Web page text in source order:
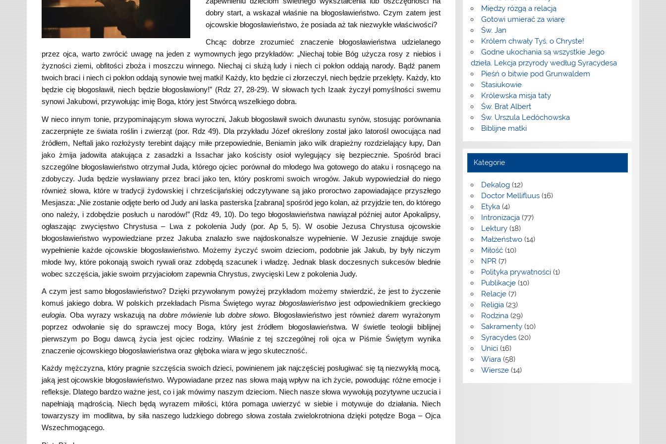
dobry start, a wskazał właśnie na błogosławieństwo. Czym zatem jest
ojcowskie błogosławieństwo, że posiada aż tak niezwykłe właściwości?
Chcąc dobrze zrozumieć znaczenie błogosławieństwa udzielanego
przez ojca, warto zwrócić uwagę na jeden z wymownych jego przykładów: „Niechaj tobie Bóg użycza rosy z niebios i
żyzności ziemi, obfitości zboża i moszczu winnego. Niechaj ci służą ludy i niech ci pokłon oddają narody. Bądź panem
twoich braci i niech ci pokłon oddają synowie twej matki! Każdy, kto będzie ci złorzeczył, niech będzie przeklęty. Każdy, kto
będzie cię błogosławił, niech będzie błogosławiony!” (Rdz 27, 28-29). W słowach tych Izaak życzył pomyślności swemu
synowi Jakubowi, przywołując imię Boga, który jest Stwórcą wszelkiego dobra.
W nieco innym tonie, przypominającym słowa wyroczni, Jakub błogosławił swoich dwunastu synów, stosując porównania
zaczerpnięte ze świata roślin i zwierząt (por. Rdz 49). Dla przykładu Józef określony został jako latorośl owocująca nad
źródłem, Neftali jako rozłożysty terebint dający miłe przepowiednie, Beniamin jako wilk drapieżny rozdzielający łupy, Dan
jako żmija jadowita atakująca z zasadzki a Issachar jako kościsty osioł wylegujący się bezpiecznie. Spośród braci
szczególne błogosławieństwo otrzymał Juda, którego ojciec porównał do młodego lwa gotowego do ataku i rosnącego na
zdobyczy. Juda będzie wysławiany przez braci jako ten, który poskromi swoich wrogów. Jakub wypowiedział do niego
również słowa, które w tradycji żydowskiej i chrześcijańskiej odczytywane są jako proroctwo zapowiadające przyszłego
Mesjasza: „Nie zostanie odjęte berło od Judy ani laska pasterska [zabrana] spośród jego kolan, aż przyjdzie ten, do którego
ono należy, i zdobędzie posłuch u narodów!” (Rdz 49, 10). Do tego błogosławieństwa nawiązał później autor Apokalipsy,
ogłaszając zwycięstwo Chrystusa – Lwa z pokolenia Judy (por. Ap 5, 5). W osobie Jezusa Chrystusa ojcowskie
błogosławieństwo wypowiedziane przez Jakuba znalazło swe najdoskonalsze wypełnienie. W Jezusie znajduje swoje
wypełnienie każde ojcowskie błogosławieństwo. Możemy życzyć swoim dzieciom, podobnie jak Jakub, by były niczym
młode lwy, które pokonają swoich rywali oraz zdobędą szacunek i władzę. Jednak blask doczesnych sukcesów blednie
wobec szczęścia, jakie swoim przyjaciołom zapewnia Chrystus, zwycięski Lew z pokolenia Judy.
A czym jest samo błogosławieństwo? Dzięki przywołanym powyżej przykładom możemy stwierdzić, że jest to życzenie
komuś jakiego dobra. W polskich przekładach Pisma Świętego wyraz błogosławieństwojest odpowiednikiem greckiego
eulogia. Oba wyrazy wskazują na dobre mówienie lub dobre słowo. Błogosławieństwo jest równieżdarem wyrażonym
poprzez odwołanie się do sprawczej mocy Boga, który jest źródłem błogosławieństwa. W świetle teologii biblijnej
pierwszym po Bogu dawcą życia jest ojciec rodziny. Właśnie z tej szczególnej roli ojca w Piśmie Świętym wynika
znaczenie ojcowskiego błogosławieństwa oraz głęboka wiara w jego skuteczność.
Każdy mężczyzna, który pragnie szczęścia swoich dzieci, powinienem jak najczęściej posługiwać się tą niezwykłą mocą,
jaką jest ojcowskie błogosławieństwo. Wypowiadane przez nas słowa mają wpływ na ich życie, powodując różne emocje i
refleksje. Dlatego bardzo ważne jest, co i jak mówimy naszym dzieciom. Niech nasze słowa wywołują pozytywne uczucia i
napełniają mądrością. Niech będą wyrazem miłości, która pomaga uwierzyć w siebie i motywuje do działania. Niech
towarzyszy im modlitwa, by siła naszego ludzkiego dobrego słowa została zwielokrotniona dzięki potędze Boga – Ojca
Wszechmogącego.
Między rózgą a relacją
Gotowi umierać za wiarę
Św. Jan
Królem chwały Tyś, o Chryste!
Godne ukochania są wszystkie Jego
dzieła. Lekcja przyrody według Syracydesa
Pieśń o bitwie pod Grunwaldem
Stasiukowie
Królewska misja taty
Św. Brat Albert
Św. Urszula Ledóchowska
Biblijne matki
Kategorie
Dekalog(12)
Doctor Mellifluus(16)
Etyka(4)
Intronizacja(77)
Lektury(18)
Małżeństwo(14)
Miłość(10)
NPR (7)
Polityka prywatności(1)
Publikacje(10)
Relacje(7)
Religia(23)
Rodzina(29)
Sakramenty(10)
Syracydes(20)
Unici(16)
Wiara(58)
Wiersze(14)